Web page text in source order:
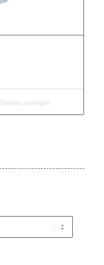
Details anzeigen